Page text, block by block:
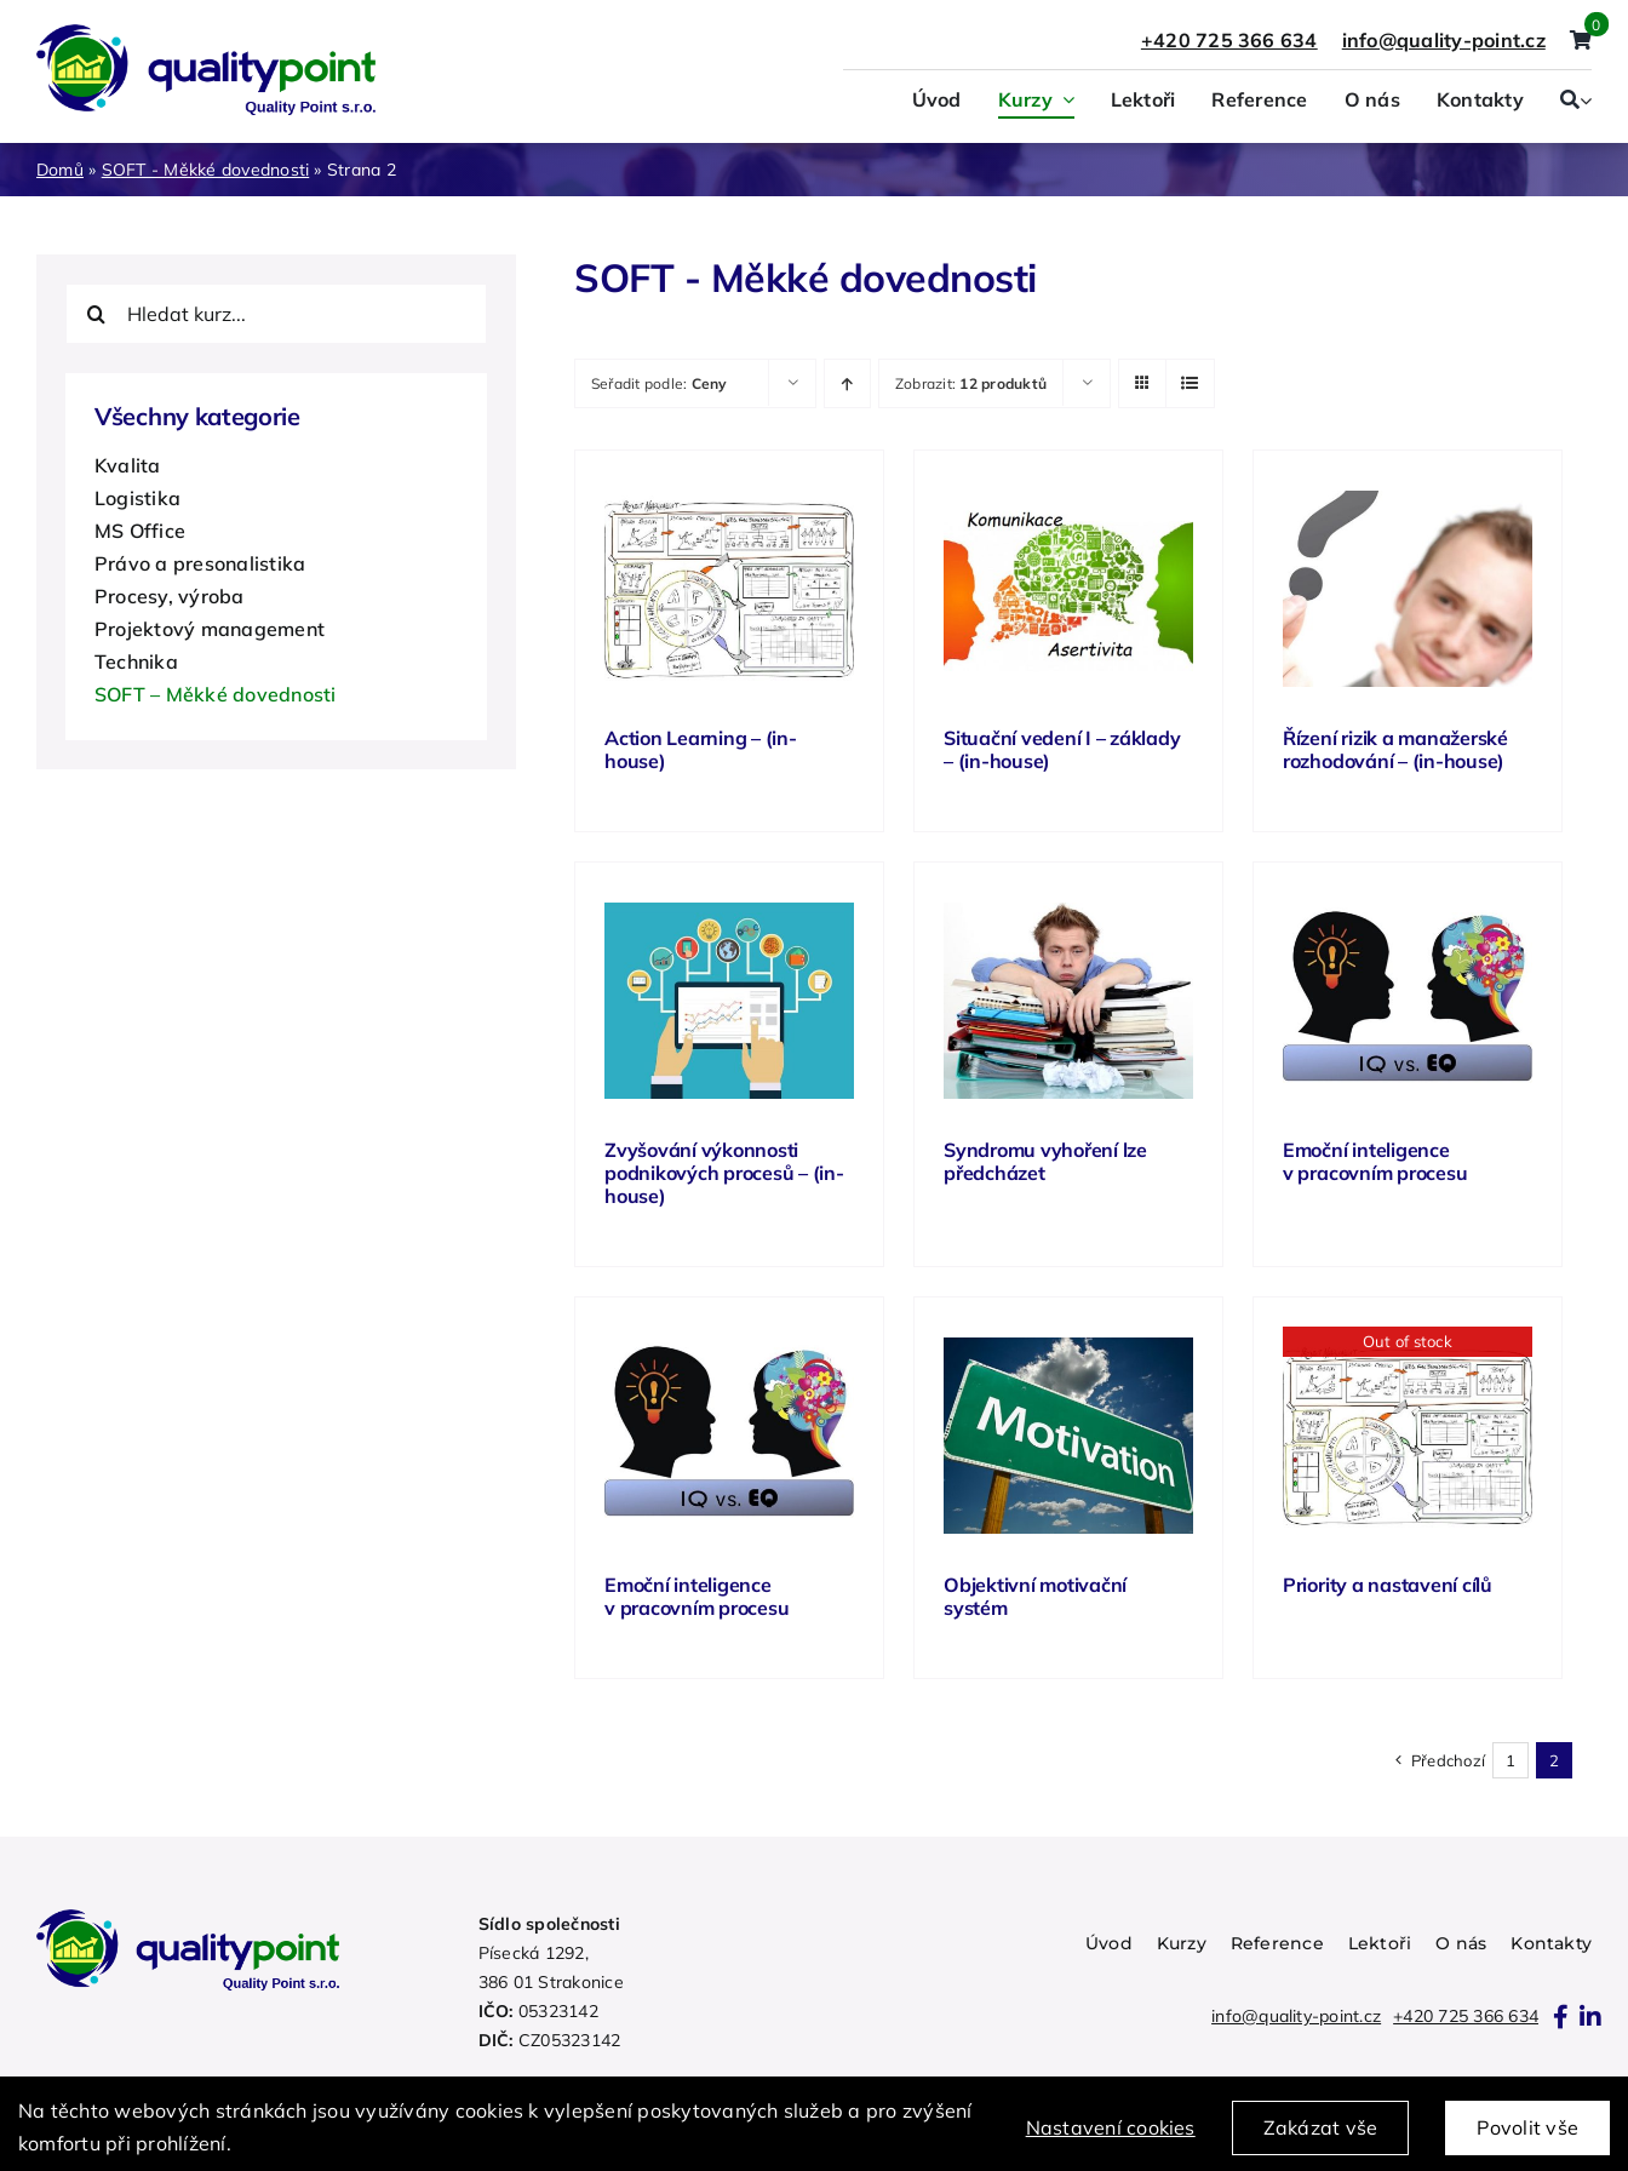
obsah
+420 725 366 634 info@quality-point.cz
0
Úvod Kurzy
Logistika MS Office Právo a presonalistika
Lektoři Reference O nás Kontakty
Domů » SOFT - Měkké dovednosti » Strana 2
Všechny kategorie
Kvalita
Logistika
MS Office
Právo a presonalistika
Procesy, výroba
Projektový management
Technika
SOFT – Měkké dovednosti
SOFT - Měkké dovednosti
Seřadit podle: Ceny Zobrazit: 12 produktů
Action Learning – (in-
house)
Situační vedení I – základy
– (in-house)
Řízení rizik a manažerské
rozhodování – (in-house)
Zvyšování výkonnosti
podnikových procesů – (in-
house)
Syndromu vyhoření lze
předcházet
Emoční inteligence
v pracovním procesu
Emoční inteligence
v pracovním procesu
Objektivní motivační
systém
Out of stock
Priority a nastavení cílů
Předchozí 1 2
Sídlo společnosti
Písecká 1292,
386 01 Strakonice
IČO: 05323142
DIČ: CZ05323142
Úvod Kurzy Reference Lektoři O nás Kontakty
info@quality-point.cz +420 725 366 634
© 2022 Quality Point s.r.o. | Vytvořila digitální agentura 4WORKS Solutions
Na těchto webových stránkách jsou využívány cookies k vylepšení poskytovaných služeb a pro zvýšení
komfortu při prohlížení.
Nastavení cookies Zakázat vše Povolit vše